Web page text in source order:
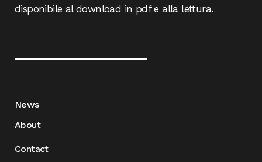
disponibile al download in pdf e alla lettura.
News
About
Contact